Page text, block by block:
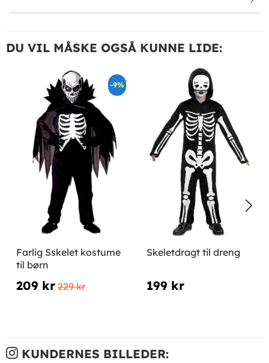
DU VIL MÅSKE OGSÅ KUNNE LIDE:
-9%
Farlig Sskelet kostume
til børn
209 kr 229 kr
Skeletdragt til dreng
199 kr
KUNDERNES BILLEDER: